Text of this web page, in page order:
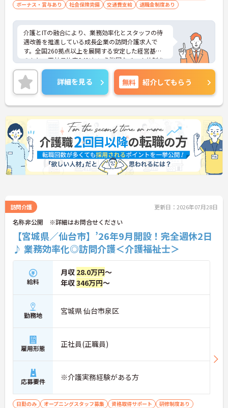
ボーナス・賞与あり
社会保険完備 交通費支給 退職金制度あり
介護とITの融合により、業務効率化とスタッフの待
遇改善を推進している成長企業の訪問介護求人で
す。全国260拠点以上を展開する安定した経営基盤
のもと、正社員比率94%という強固なチーム体制を
構築しています。資格手当や年2回の評価面談など、
専門資格と成果が収入に直結する仕組みが整ってい
ます。夜勤なしの完全週休2日制（曜日固定）を採用
し、日々の記録業務はスマートフォンで完結するた
め、施設勤務特有の不規則なシフトや煩雑な事務作
業の負担を抑え、ケアに専念できます。定期的な面
談で不安を解消できるフォロー体制もあり、介護福
祉士の資格取得やサ責や管理者への着実なキャリア
アップを目指す有資格者の方に推奨できる環境で
す。
★おすすめPOINT★
しないため、生活リズムを整えながら健康的に働き
続けることができます
・完全週休2日制（曜日固定）を採用していること
により、先々の予定が立てやすくプライベートの時
間をしっかりと確保できる環境です
【専門資格を活かした収入アップと明確なキャリア
形成が期待できます】
・資格手当が支給されるほか、年2回の評価面談で
個人の頑張りが給与に還元される仕組みが整ってい
・サービス提供責任者や管理者へのキャリアアップ
も目指せます
【IT化と手厚いフォロー体制により、業務のストレ
スを軽減できます】
・記録票の提出やシフト確認をすべてスマートフォ
ンで行えるため、手書きの書類作成や事業所への移
動の手間が省けケア業務に集中できます
・定期的な面談を通じて上司がフォローする体制が
ムの支援を受けながら業務に取り組めます
詳細を見る 無料 紹介してもらう
訪問介護 更新日：2026年07月28日
名称非公開 ※詳細はお問合せください
【宮城県／仙台市】’26年9月開設！完全週休2日
♪ 業務効率化◎訪問介護＜介護福祉士＞
給料
月収 28.0万円～
年収346万円～
勤務地 宮城県 仙台市泉区
雇用形態 正社員(正職員)
応募要件 ※介護実務経験がある方
日勤のみ オープニングスタッフ募集 資格取得サポート
研修制度あり